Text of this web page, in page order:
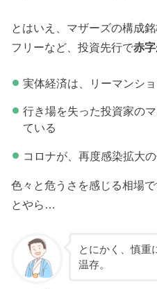
とはいえ、マザーズの構成
フリーなど、投資先行で赤
実体経済は、リーマンシ
行き場を失った投資家の
ている
コロナが、再度感染拡大
色々と危うさを感じる相場
とやら…
とにかく、慎重
温存。